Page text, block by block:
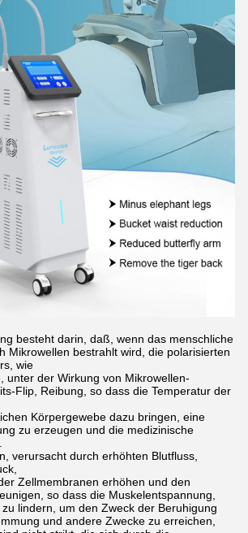
besteht darin, daß, wenn das menschliche
Mikrowellen bestrahlt wird, die polarisierten
wie
unter der Wirkung von Mikrowellen-
Flip, Reibung, so dass die Temperatur der
Körpergewebe dazu bringen, eine
zu erzeugen und die medizinische
verursacht durch erhöhten Blutfluss,
Zellmembranen erhöhen und den
so dass die Muskelentspannung,
lindern, um den Zweck der Beruhigung
und andere Zwecke zu erreichen,